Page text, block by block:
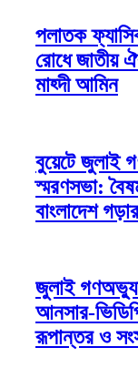
পলাতক
রোধে জাতীয়
মাহ্দী আমিন
বুয়েটে জুলাই
স্মরণসভা:
বাংলাদেশ
জুলাই
আনসার-
রূপান্তর ও